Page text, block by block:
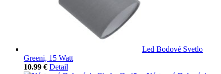
Led Bodové Svetlo
Greeni, 15 Watt
10.99 € Detail